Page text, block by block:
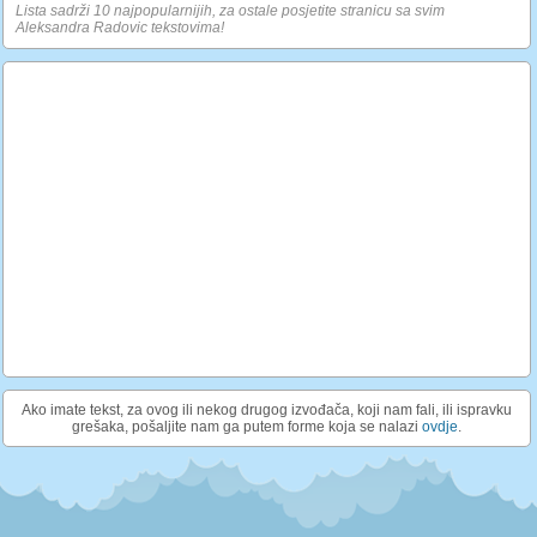
Lista sadrži 10 najpopularnijih, za ostale posjetite stranicu sa svim
Aleksandra Radovic tekstovima!
Ako imate tekst, za ovog ili nekog drugog izvođača, koji nam fali, ili ispravku
grešaka, pošaljite nam ga putem forme koja se nalazi ovdje.